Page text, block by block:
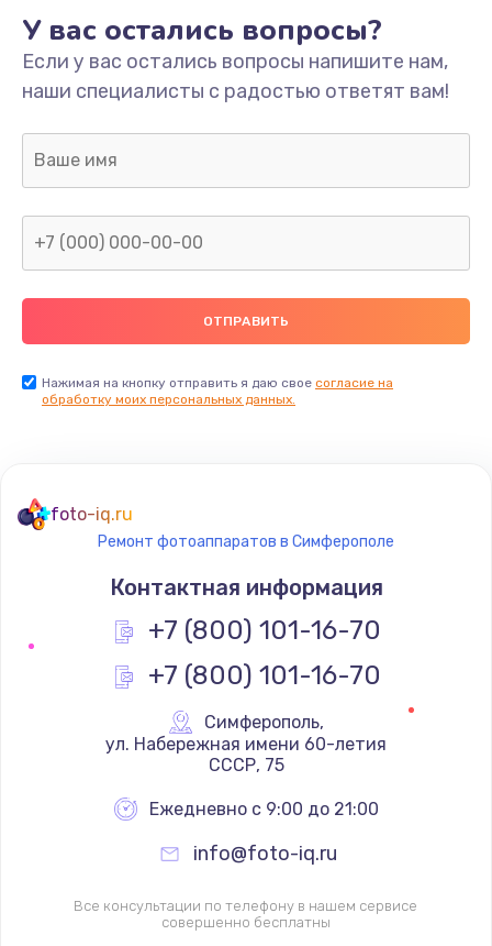
У вас остались вопросы?
Если у вас остались вопросы напишите нам,
наши специалисты с радостью ответят вам!
Нажимая на кнопку отправить я даю свое согласие на
обработку моих персональных данных.
foto-iq.ru
Ремонт фотоаппаратов в Симферополе
Контактная информация
+7 (800) 101-16-70
+7 (800) 101-16-70
Симферополь,
СССР, 75
Ежедневно с 9:00 до 21:00
info@foto-iq.ru
Все консультации по телефону в нашем сервисе
совершенно бесплатны